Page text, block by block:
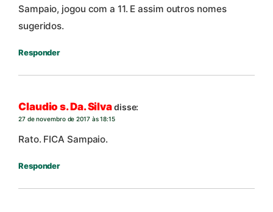
Sampaio, jogou com a 11. E assim outros nomes
sugeridos.
Responder
Claudio s. Da. Silvadisse:
27 de novembro de 2017 às 18:15
Rato. FICA Sampaio.
Responder